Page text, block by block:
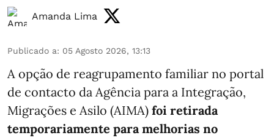
Amanda Lima
Publicado a: 05 Agosto 2026, 13:13
A opção de reagrupamento familiar no portal
de contacto da Agência para a Integração,
Migrações e Asilo (AIMA) foi retirada
temporariamente para melhorias no